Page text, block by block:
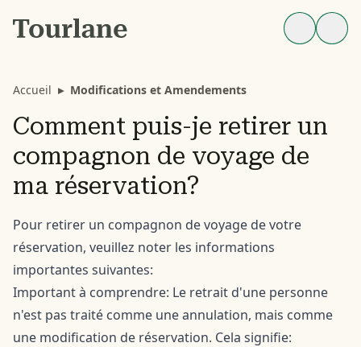
Accueil ▸ Modifications et Amendements
Comment puis-je retirer un
compagnon de voyage de
ma réservation?
Pour retirer un compagnon de voyage de votre
réservation, veuillez noter les informations
importantes suivantes:
Important à comprendre: Le retrait d'une personne
n'est pas traité comme une annulation, mais comme
une modification de réservation. Cela signifie: